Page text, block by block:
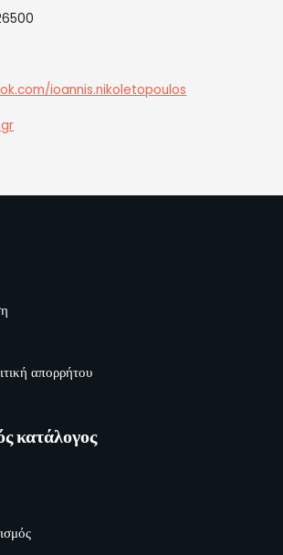
ioannis.nikoletopoulos
απορρήτου
κατάλογος